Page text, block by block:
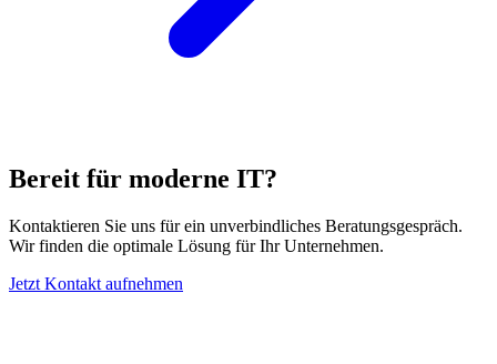
Bereit für moderne IT?
Kontaktieren Sie uns für ein unverbindliches Beratungsgespräch.
Wir finden die optimale Lösung für Ihr Unternehmen.
Jetzt Kontakt aufnehmen